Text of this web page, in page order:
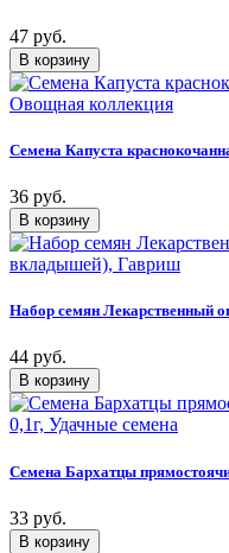
47 руб.
Семена Капуста
36 руб.
Набор семян Лекарственный
44 руб.
Семена Бархатцы
33 руб.